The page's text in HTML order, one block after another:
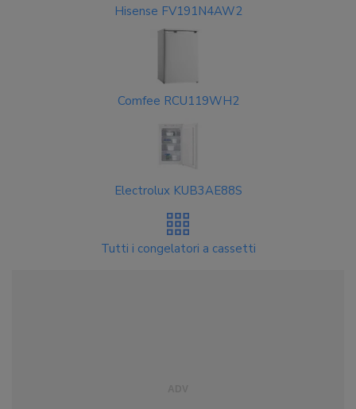
Hisense FV191N4AW2
Comfee RCU119WH2
Electrolux KUB3AE88S
Tutti i congelatori a cassetti